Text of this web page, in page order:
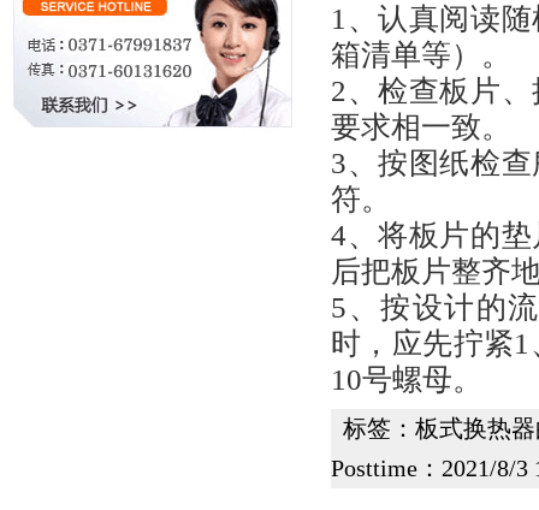
1、认真阅读
箱清单等）。
2、检查板片
要求相一致。
3、按图纸检
符。
4、将板片的
后把板片整齐
5、按设计的
时，应先拧紧
10号螺母。
标签： 板式换热
Posttime：2021/8/3